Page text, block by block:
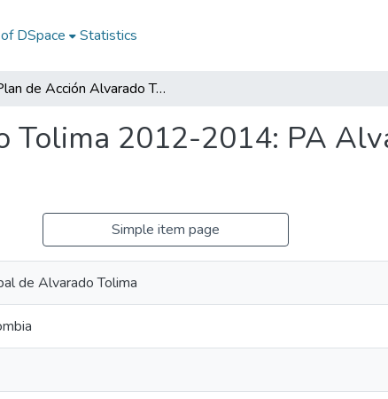
DSpace Statistics
Plan de Acción Alvarado Tolima 2012-2014: PA Alvarado Tolima 2012-2014
Tolima 2012-2014: PA
Simple item page
de Alvarado Tolima